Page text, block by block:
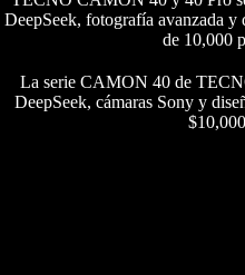
DeepSeek, fotografía avanzada y
de 10,000
La serie CAMON 40 de
DeepSeek, cámaras Sony y